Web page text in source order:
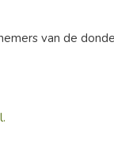
van de